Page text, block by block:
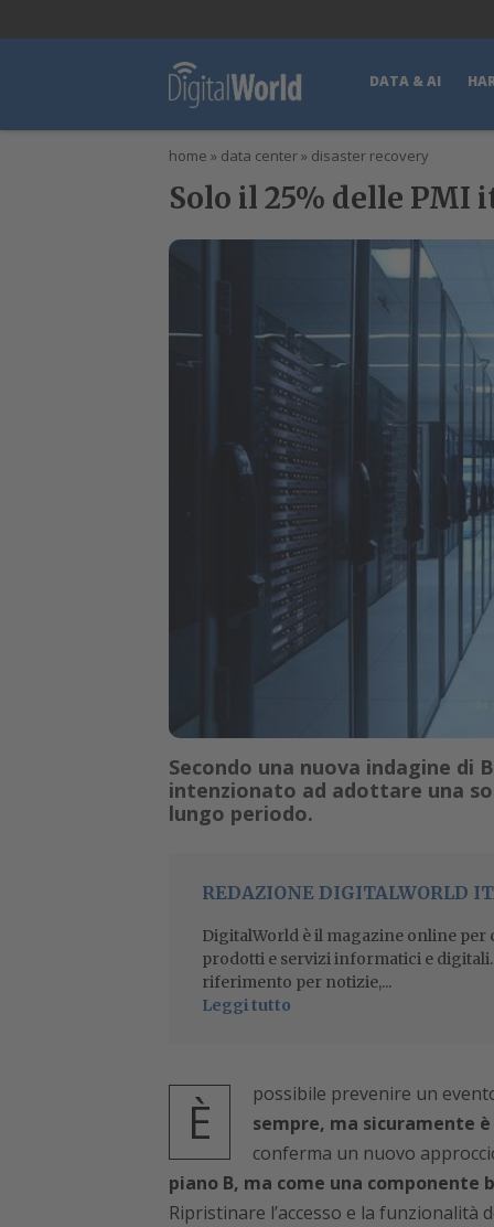
DATA & AI
home » data center» disaster recovery
Solo il 25% delle PMI
Secondo una nuova indagine di
intenzionato ad adottare una
lungo periodo.
REDAZIONE DIGITALWORLD
DigitalWorld è il magazine online per
prodotti e servizi informatici e
riferimento per notizie,...
Leggi tutto
È possibile prevenire un
sempre, ma sicuramente
conferma un nuovo
piano B, ma come una
Ripristinare l’accesso e la